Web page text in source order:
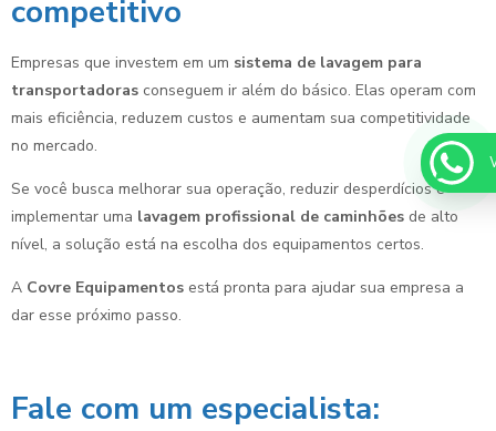
competitivo
Empresas que investem em um sistema de lavagem para
transportadoras conseguem ir além do básico. Elas operam com
mais eficiência, reduzem custos e aumentam sua competitividade
no mercado.
Se você busca melhorar sua operação, reduzir desperdícios e
implementar uma lavagem profissional de caminhões de alto
nível, a solução está na escolha dos equipamentos certos.
A Covre Equipamentos está pronta para ajudar sua empresa a
dar esse próximo passo.
Fale com um especialista: